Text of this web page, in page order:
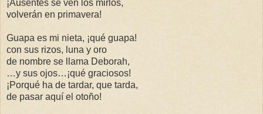
¡Ausentes se ven los mirlos,
volverán en primavera!
Guapa es mi nieta, ¡qué guapa!
con sus rizos, luna y oro
de nombre se llama Deborah,
…y sus ojos…¡qué graciosos!
¡Porqué ha de tardar, que tarda,
de pasar aquí el otoño!